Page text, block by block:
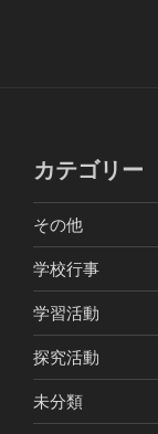
カテゴリー
その他
学校行事
学習活動
探究活動
未分類